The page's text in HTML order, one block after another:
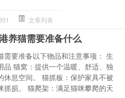
文章列表
养猫需要准备什么
需要准备以下物品和注意事项： 生
品 猫窝：提供一个温暖、舒适、独
休息空间。 猫抓板：保护家具不被
抓损。 猫爬架：满足猫咪攀爬的天